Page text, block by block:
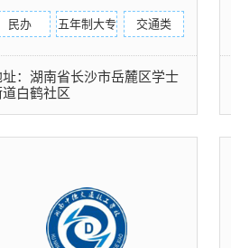
民办 五年制大专 交通类
：湖南省长沙市岳麓区学士
白鹤社区